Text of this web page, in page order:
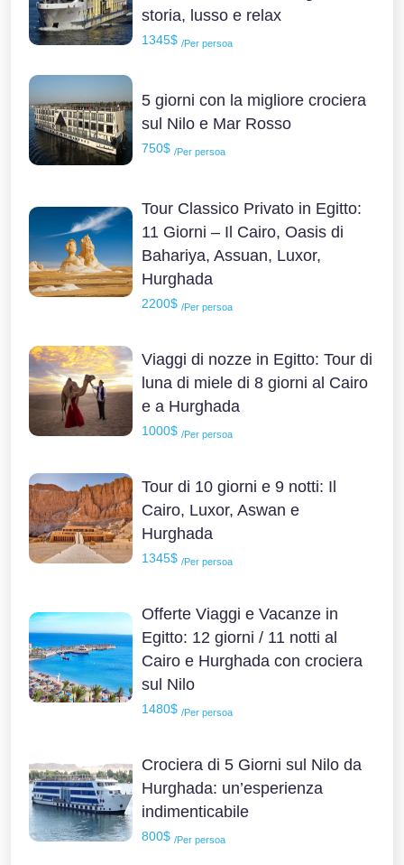
storia, lusso e relax
1345$ /Per persoa
5 giorni con la migliore crociera
sul Nilo e Mar Rosso
750$ /Per persoa
Tour Classico Privato in Egitto:
11 Giorni – Il Cairo, Oasis di
Bahariya, Assuan, Luxor,
Hurghada
2200$ /Per persoa
Viaggi di nozze in Egitto: Tour di
luna di miele di 8 giorni al Cairo
e a Hurghada
1000$ /Per persoa
Tour di 10 giorni e 9 notti: Il
Cairo, Luxor, Aswan e
Hurghada
1345$ /Per persoa
Offerte Viaggi e Vacanze in
Egitto: 12 giorni / 11 notti al
Cairo e Hurghada con crociera
sul Nilo
1480$ /Per persoa
Crociera di 5 Giorni sul Nilo da
Hurghada: un’esperienza
indimenticabile
800$ /Per persoa